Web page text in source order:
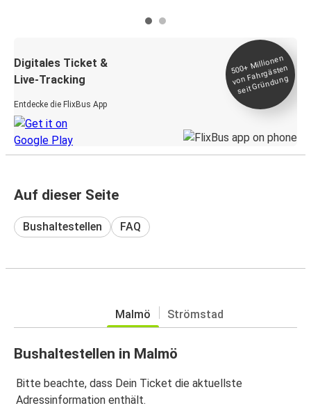
Digitales Ticket &
Live-Tracking
Entdecke die FlixBus App
500+
Millionen
von Fahrgästen
seit
Gründung
Auf dieser Seite
Bushaltestellen FAQ
Malmö Strömstad
Bushaltestellen in Malmö
Bitte beachte, dass Dein Ticket die aktuellste
Adressinformation enthält.